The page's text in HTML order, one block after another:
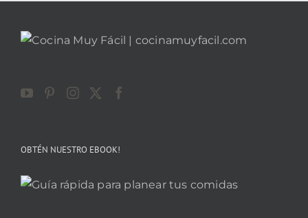
OBTÉN NUESTRO EBOOK!